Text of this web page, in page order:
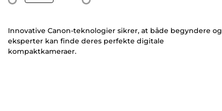
Innovative Canon-teknologier sikrer, at både begyndere og
eksperter kan finde deres perfekte digitale
kompaktkameraer.